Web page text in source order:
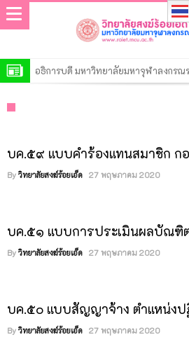
อธิการบดี มหาวิทยาลัยมหาจุฬาลงกรณ
ประกาศวิทยาลัยสงฆ์ร้อยเอ็ด มหาวิทย
เรื่อง รายชื่อผู้มีสิทธิ์เข้าศึกษาต่อหลักสู
ประกาศวิทยาลัยสงฆ์ร้อยเอ็ด มหาวิทย
วิชาพระพุทธศาสนา รอบที่ ๒ ประจำปี
เรื่อง รายชื่อผู้มีสิทธิ์เข้าศึกษาต่อหลักสู
วิชาการบริหารการศึกษา รอบที่ ๒ ประ
ประกาศวิทยาลัยสงฆ์ร้อยเอ็ด มหาวิทย
เรื่อง รายชื่อผู้มีสิทธิ์เข้าศึกษาต่อหลักสู
ประกาศวิทยาลัยสงฆ์ร้อยเอ็ด มหาวิทย
ประจำปีการศึกษา ๒๕๖๙
การเสนอราคา ประกวดราคาจ้างก่อสร้า
สงฆ์ร้อยเอ็ด ตำบลนิเวศน์ อำเภอธวัชบุรี
บค.๕๙ แบบคำร้องแทนสมาชิก ก
By วิทยาลัยสงฆ์ร้อยเอ็ด 27 พฤษภาคม 2020
บค.๕๑ แบบการประเมินผลบัณฑิ
By วิทยาลัยสงฆ์ร้อยเอ็ด 27 พฤษภาคม 2020
บค.๕๐ แบบสัญญาจ้าง ตำแหน่ง
By วิทยาลัยสงฆ์ร้อยเอ็ด 27 พฤษภาคม 2020